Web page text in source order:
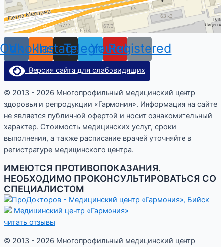
Vk
Odnoklassniki
Instagram
Telegram
Youtube
Registered
Версия сайта для слабовидящих
© 2013 - 2026 Многопрофильный медицинский центр
здоровья и репродукции «Гармония». Информация на сайте
не является публичной офертой и носит ознакомительный
характер. Стоимость медицинских услуг, сроки
выполнения, а также расписание врачей уточняйте в
регистратуре медицинского центра.
ИМЕЮТСЯ ПРОТИВОПОКАЗАНИЯ.
НЕОБХОДИМО ПРОКОНСУЛЬТИРОВАТЬСЯ СО
СПЕЦИАЛИСТОМ
Медицинский центр «Гармония»
читать отзывы
© 2013 - 2026 Многопрофильный медицинский центр